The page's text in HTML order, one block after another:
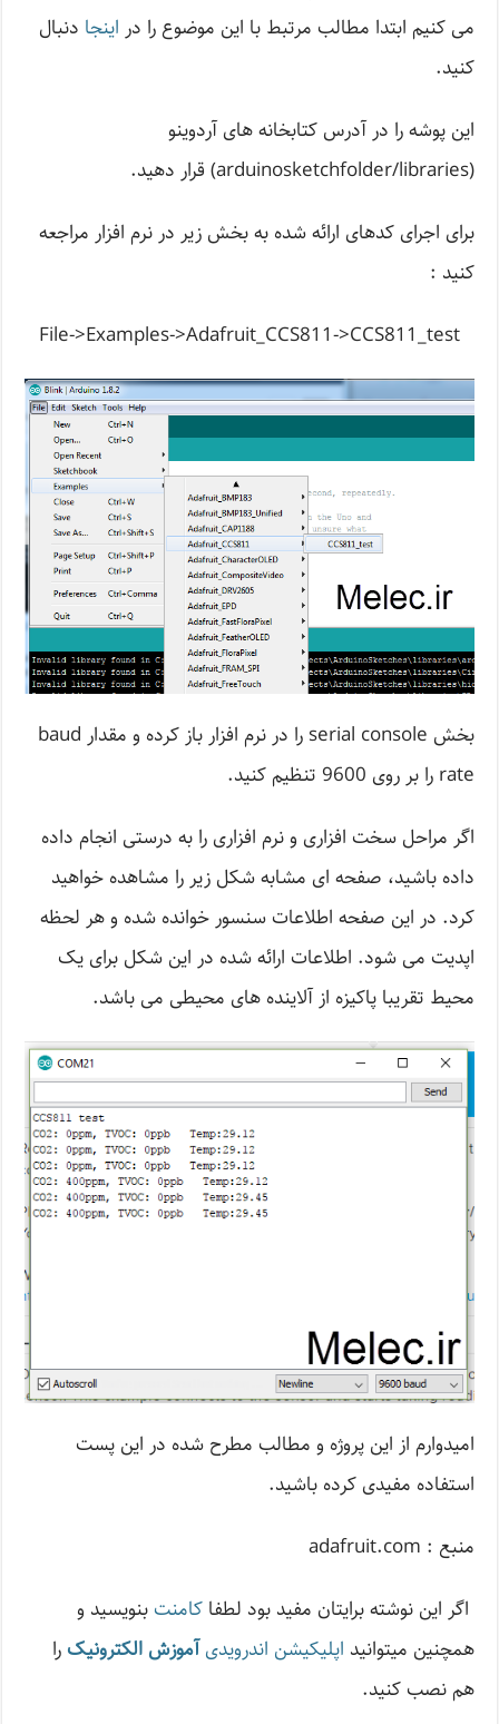
می کنیم ابتدا مطالب مرتبط با این موضوع را در اینجا دنبال
کنید.
این پوشه را در آدرس کتابخانه های آردوینو
(arduinosketchfolder/libraries) قرار دهید.
برای اجرای کدهای ارائه شده به بخش زیر در نرم افزار مراجعه
کنید :
File->Examples->Adafruit_CCS811->CCS811_test
بخش serial console را در نرم افزار باز کرده و مقدار baud
rate را بر روی 9600 تنظیم کنید.
اگر مراحل سخت افزاری و نرم افزاری را به درستی انجام داده
داده باشید، صفحه ای مشابه شکل زیر را مشاهده خواهید
کرد. در این صفحه اطلاعات سنسور خوانده شده و هر لحظه
اپدیت می شود. اطلاعات ارائه شده در این شکل برای یک
محیط تقریبا پاکیزه از آلاینده های محیطی می باشد.
امیدوارم از این پروژه و مطالب مطرح شده در این پست
استفاده مفیدی کرده باشید.
منبع : adafruit.com
اگر این نوشته‌ برایتان مفید بود لطفاکامنت بنویسید و
همچنین میتوانید اپلیکیشن اندرویدیآموزش الکترونیک را
هم نصب کنید.